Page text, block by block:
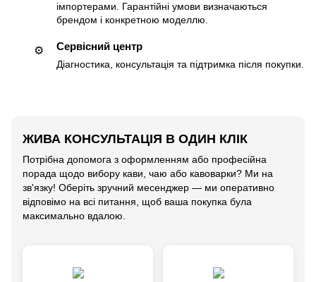
імпортерами. Гарантійні умови визначаються
брендом і конкретною моделлю.
⚙️ Сервісний центр
Діагностика, консультація та підтримка після покупки.
ЖИВА КОНСУЛЬТАЦІЯ В ОДИН КЛІК
Потрібна допомога з оформленням або професійна
порада щодо вибору кави, чаю або кавоварки? Ми на
зв'язку! Оберіть зручний месенджер — ми оперативно
відповімо на всі питання, щоб ваша покупка була
максимально вдалою.